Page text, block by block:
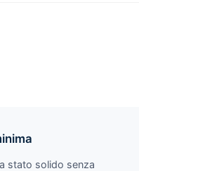
stato solido senza